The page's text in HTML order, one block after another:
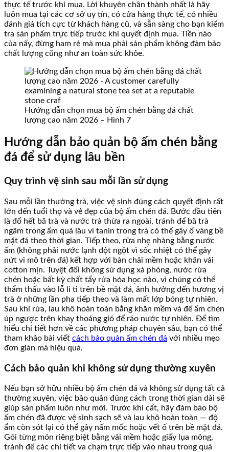
thực tế trước khi mua. Lời khuyên chân thành nhất là hãy
luôn mua tại các cơ sở uy tín, có cửa hàng thực tế, có nhiều
đánh giá tích cực từ khách hàng cũ, và sẵn sàng cho bạn kiểm
tra sản phẩm trực tiếp trước khi quyết định mua. Tiền nào
của nấy, đừng ham rẻ mà mua phải sản phẩm không đảm bảo
chất lượng cũng như an toàn sức khỏe.
Hướng dẫn chọn mua bộ ấm chén bằng đá chất
lượng cao năm 2026 – Hình 7
Hướng dẫn bảo quản bộ ấm chén bằng
đá để sử dụng lâu bền
Quy trình vệ sinh sau mỗi lần sử dụng
Sau mỗi lần thưởng trà, việc vệ sinh đúng cách quyết định rất
lớn đến tuổi thọ và vẻ đẹp của bộ ấm chén đá. Bước đầu tiên
là đổ hết bã trà và nước trà thừa ra ngoài, tránh để bã trà
ngâm trong ấm quá lâu vì tanin trong trà có thể gây ố vàng bề
mặt đá theo thời gian. Tiếp theo, rửa nhẹ nhàng bằng nước
ấm (không phải nước lạnh đột ngột vì sốc nhiệt có thể gây
nứt vi mô trên đá) kết hợp với bàn chải mềm hoặc khăn vải
cotton mịn. Tuyệt đối không sử dụng xà phòng, nước rửa
chén hoặc bất kỳ chất tẩy rửa hóa học nào, vì chúng có thể
thẩm thấu vào lỗ li ti trên bề mặt đá, ảnh hưởng đến hương vị
trà ở những lần pha tiếp theo và làm mất lớp bóng tự nhiên.
Sau khi rửa, lau khô hoàn toàn bằng khăn mềm và để ấm chén
úp ngược trên khay thoáng gió để ráo nước tự nhiên. Để tìm
hiểu chi tiết hơn về các phương pháp chuyên sâu, bạn có thể
tham khảo bài viết cách bảo quản ấm chén đá với nhiều mẹo
đơn giản mà hiệu quả.
Cách bảo quản khi không sử dụng thường xuyên
Nếu bạn sở hữu nhiều bộ ấm chén đá và không sử dụng tất cả
thường xuyên, việc bảo quản đúng cách trong thời gian dài sẽ
giúp sản phẩm luôn như mới. Trước khi cất, hãy đảm bảo bộ
ấm chén đã được vệ sinh sạch sẽ và lau khô hoàn toàn — độ
ẩm còn sót lại có thể gây nấm mốc hoặc vết ố trên bề mặt đá.
Gói từng món riêng biệt bằng vải mềm hoặc giấy lụa mỏng,
tránh để các chi tiết va chạm trực tiếp vào nhau trong quá